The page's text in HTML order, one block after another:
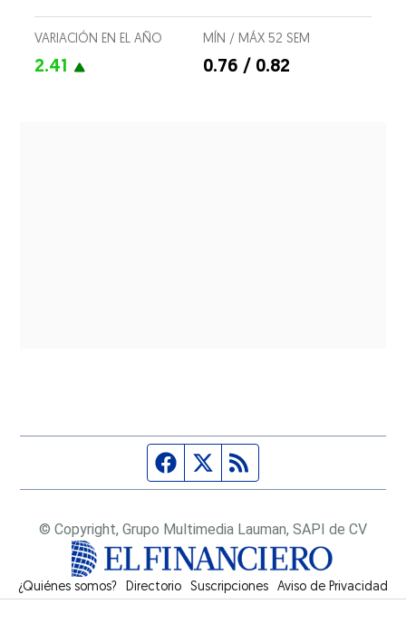
VARIACIÓN EN EL AÑO
2.41
MÍN / MÁX 52 SEM
0.76 / 0.82
Página de Facebook
Fuente Twitter
© Copyright, Grupo Multimedia Lauman, SAPI de CV
¿Quiénes somos? Directorio Suscripciones Opens in new window
Aviso de Privacidad